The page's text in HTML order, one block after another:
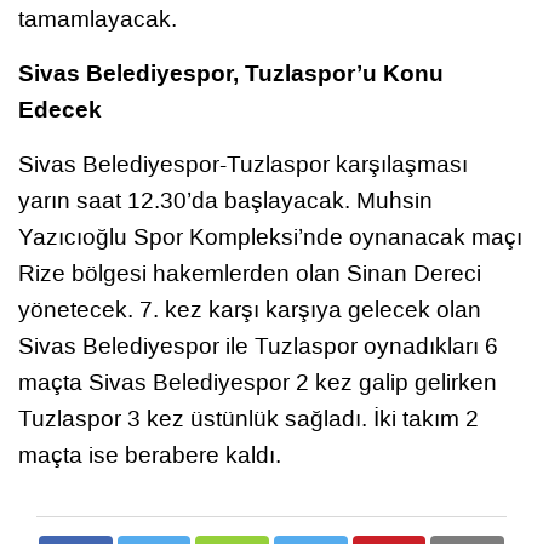
tamamlayacak.
Sivas Belediyespor, Tuzlaspor’u Konu
Edecek
Sivas Belediyespor-Tuzlaspor karşılaşması
yarın saat 12.30’da başlayacak. Muhsin
Yazıcıoğlu Spor Kompleksi’nde oynanacak maçı
Rize bölgesi hakemlerden olan Sinan Dereci
yönetecek. 7. kez karşı karşıya gelecek olan
Sivas Belediyespor ile Tuzlaspor oynadıkları 6
maçta Sivas Belediyespor 2 kez galip gelirken
Tuzlaspor 3 kez üstünlük sağladı. İki takım 2
maçta ise berabere kaldı.